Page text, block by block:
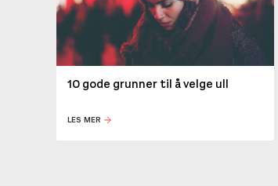
10 gode grunner til å velge ull
LES MER